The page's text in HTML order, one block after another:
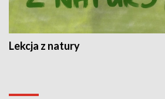
Lekcja z natury